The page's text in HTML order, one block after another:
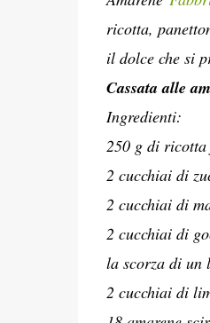
ricotta,
il dolce che si
Cassata alle
Ingredienti:
250 g di ricotta
2 cucchiai di
2 cucchiai di
2 cucchiai di
la scorza di un
2 cucchiai di